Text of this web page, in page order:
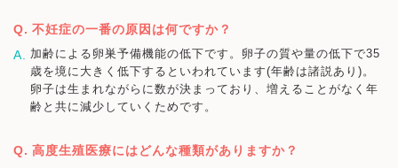
不妊症の一番の原因は何ですか？
加齢による卵巣予備機能の低下です。卵子の質や量の低下で35
歳を境に大きく低下するといわれています(年齢は諸説あり)。
卵子は生まれながらに数が決まっており、増えることがなく年
齢と共に減少していくためです。
高度生殖医療にはどんな種類がありますか？